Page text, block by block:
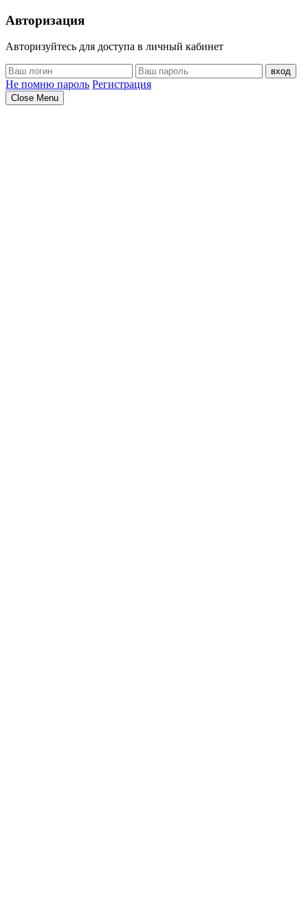
Авторизация
Авторизуйтесь для доступа в личный кабинет
вход
Не помню пароль Регистрация
Close Menu